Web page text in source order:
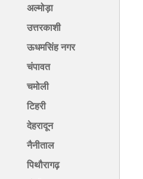
अल्मोड़ा
उत्तरकाशी
ऊधमसिंह नगर
चंपावत
चमोली
टिहरी
देहरादून
नैनीताल
पिथौरागढ़